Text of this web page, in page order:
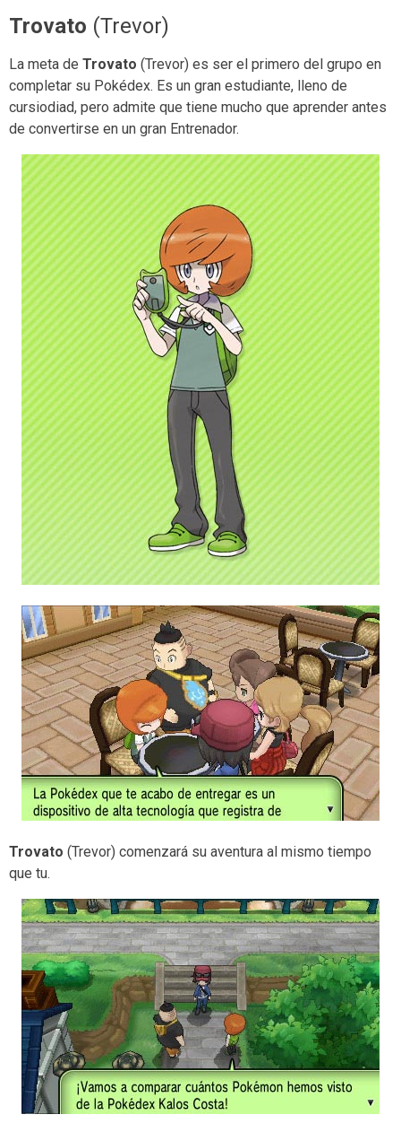
Trovato (Trevor)
La meta de Trovato (Trevor) es ser el primero del grupo en
completar su Pokédex. Es un gran estudiante, lleno de
cursiodiad, pero admite que tiene mucho que aprender antes
de convertirse en un gran Entrenador.
Trovato (Trevor) comenzará su aventura al mismo tiempo
que tu.